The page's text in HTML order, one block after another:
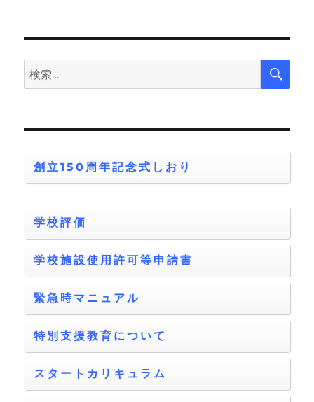
検
索:
検
創立150周年記念式しおり
学校評価
学校施設使用許可等申請書
緊急時マニュアル
特別支援教育について
スタートカリキュラム